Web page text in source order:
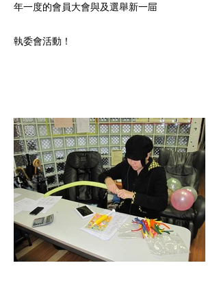
年一度的會員大會與及選舉新一屇
執委會活動！